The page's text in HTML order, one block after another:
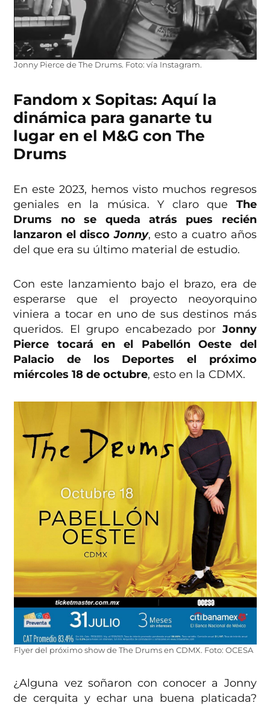
Jonny Pierce de The Drums. Foto: vía Instagram.
Fandom x Sopitas: Aquí la
dinámica para ganarte tu
lugar en el M&G con The
Drums
En este 2023, hemos visto muchos regresos
geniales en la música. Y claro que The
Drums no se queda atrás pues recién
lanzaron el discoJonny, esto a cuatro años
del que era su último material de estudio.
Con este lanzamiento bajo el brazo, era de
esperarse que el proyecto neoyorquino
viniera a tocar en uno de sus destinos más
queridos. El grupo encabezado por Jonny
Pierce tocará en el Pabellón Oeste del
Palacio de los Deportes el próximo
miércoles 18 de octubre, esto en la CDMX.
Flyer del próximo show de The Drums en CDMX. Foto: OCESA
¿Alguna vez soñaron con conocer a Jonny
de cerquita y echar una buena platicada?